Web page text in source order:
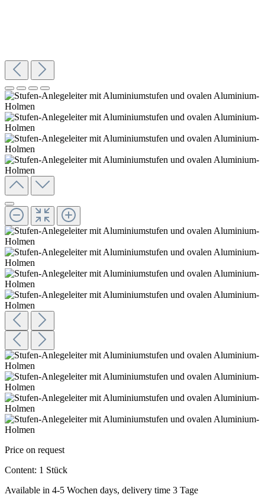
Price on request
Content: 1 Stück
Available in 4-5 Wochen days, delivery time 3 Tage